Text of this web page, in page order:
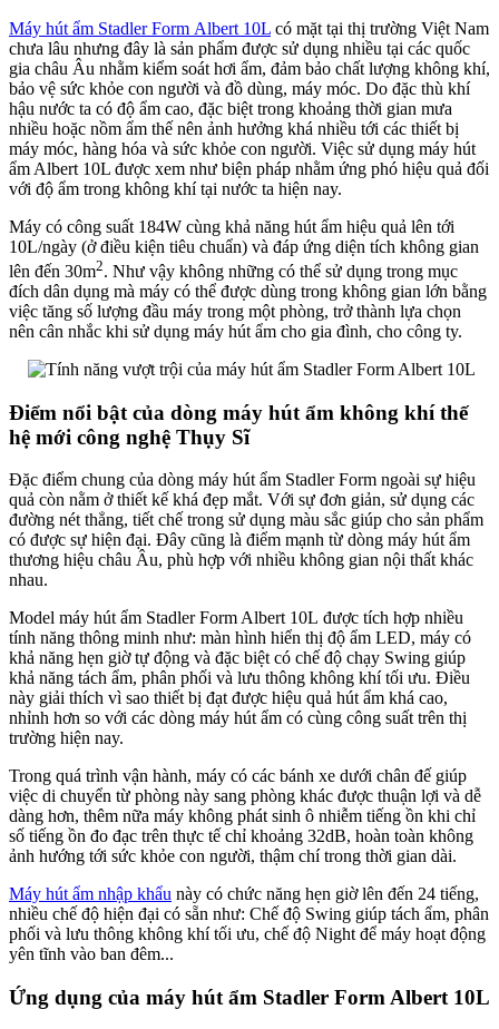
Máy hút ẩm Stadler Form Albert 10L có mặt tại thị trường Việt Nam
chưa lâu nhưng đây là sản phẩm được sử dụng nhiều tại các quốc
gia châu Âu nhằm kiểm soát hơi ẩm, đảm bảo chất lượng không khí,
bảo vệ sức khỏe con người và đồ dùng, máy móc. Do đặc thù khí
hậu nước ta có độ ẩm cao, đặc biệt trong khoảng thời gian mưa
nhiều hoặc nồm ẩm thế nên ảnh hưởng khá nhiều tới các thiết bị
máy móc, hàng hóa và sức khỏe con người. Việc sử dụng máy hút
ẩm Albert 10L được xem như biện pháp nhằm ứng phó hiệu quả đối
với độ ẩm trong không khí tại nước ta hiện nay.
Máy có công suất 184W cùng khả năng hút ẩm hiệu quả lên tới
10L/ngày (ở điều kiện tiêu chuẩn) và đáp ứng diện tích không gian
lên đến 30m2. Như vậy không những có thể sử dụng trong mục
đích dân dụng mà máy có thể được dùng trong không gian lớn bằng
việc tăng số lượng đầu máy trong một phòng, trở thành lựa chọn
nên cân nhắc khi sử dụng máy hút ẩm cho gia đình, cho công ty.
Điểm nổi bật của dòng máy hút ẩm không khí thế
hệ mới công nghệ Thụy Sĩ
Đặc điểm chung của dòng máy hút ẩm Stadler Form ngoài sự hiệu
quả còn nằm ở thiết kế khá đẹp mắt. Với sự đơn giản, sử dụng các
đường nét thẳng, tiết chế trong sử dụng màu sắc giúp cho sản phẩm
có được sự hiện đại. Đây cũng là điểm mạnh từ dòng máy hút ẩm
thương hiệu châu Âu, phù hợp với nhiều không gian nội thất khác
nhau.
Model máy hút ẩm Stadler Form Albert 10L được tích hợp nhiều
tính năng thông minh như: màn hình hiển thị độ ẩm LED, máy có
khả năng hẹn giờ tự động và đặc biệt có chế độ chạy Swing giúp
khả năng tách ẩm, phân phối và lưu thông không khí tối ưu. Điều
này giải thích vì sao thiết bị đạt được hiệu quả hút ẩm khá cao,
nhỉnh hơn so với các dòng máy hút ẩm có cùng công suất trên thị
trường hiện nay.
Trong quá trình vận hành, máy có các bánh xe dưới chân đế giúp
việc di chuyển từ phòng này sang phòng khác được thuận lợi và dễ
dàng hơn, thêm nữa máy không phát sinh ô nhiễm tiếng ồn khi chỉ
số tiếng ồn đo đạc trên thực tế chỉ khoảng 32dB, hoàn toàn không
ảnh hướng tới sức khỏe con người, thậm chí trong thời gian dài.
Máy hút ẩm nhập khẩu này có chức năng hẹn giờ lên đến 24 tiếng,
nhiều chế độ hiện đại có sẵn như: Chế độ Swing giúp tách ẩm, phân
phối và lưu thông không khí tối ưu, chế độ Night để máy hoạt động
yên tĩnh vào ban đêm...
Ứng dụng của máy hút ẩm Stadler Form Albert 10L